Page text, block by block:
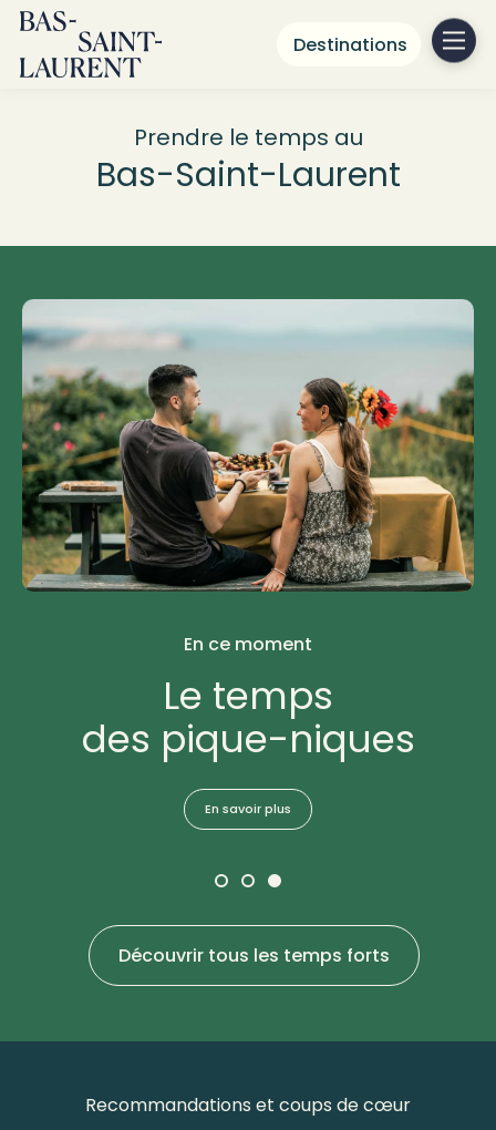
Destinations
Prendre le temps au
Bas-Saint-Laurent
En ce moment
Le temps
des pique-niques
En savoir plus
Découvrir tous les temps forts
Recommandations et coups de cœur